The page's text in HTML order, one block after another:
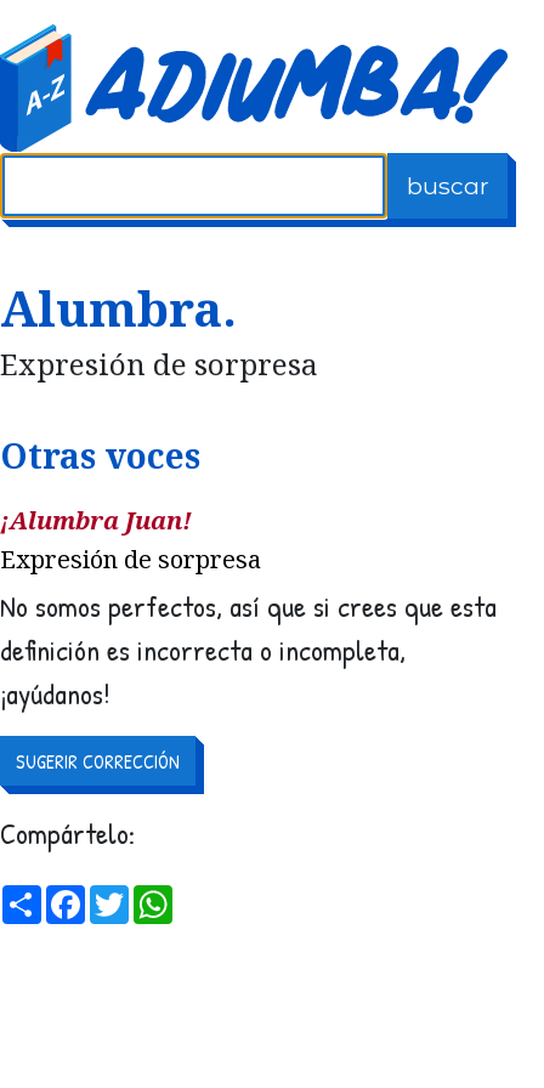
buscar
Alumbra.
Expresión de sorpresa
Otras voces
¡Alumbra Juan!
Expresión de sorpresa
No somos perfectos, así que si crees que esta
definición es incorrecta o incompleta,
¡ayúdanos!
SUGERIR CORRECCIÓN
Compártelo:
Share FacebookTwitter